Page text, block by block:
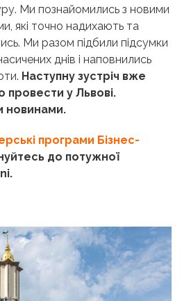
Ми познайомились з новими
які точно надихають та
Ми разом підбили підсумки
днів і наповнились
Наступну зустріч вже
у Львові.
новинами.
програми Бізнес-
до потужної